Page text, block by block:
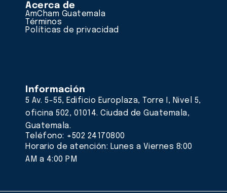
Acerca de
AmCham Guatemala
Términos
Políticas de privacidad
Información
5 Av. 5-55, Edificio Europlaza, Torre I, Nivel 5,
oficina 502, 01014. Ciudad de Guatemala,
Guatemala.
Teléfono: +502 24170800
Horario de atención: Lunes a Viernes 8:00
AM a 4:00 PM